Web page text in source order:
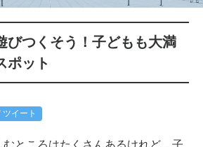
びつくそう！子どもも大満
ポット
ツイート
ところはたくさんあるけれど、子